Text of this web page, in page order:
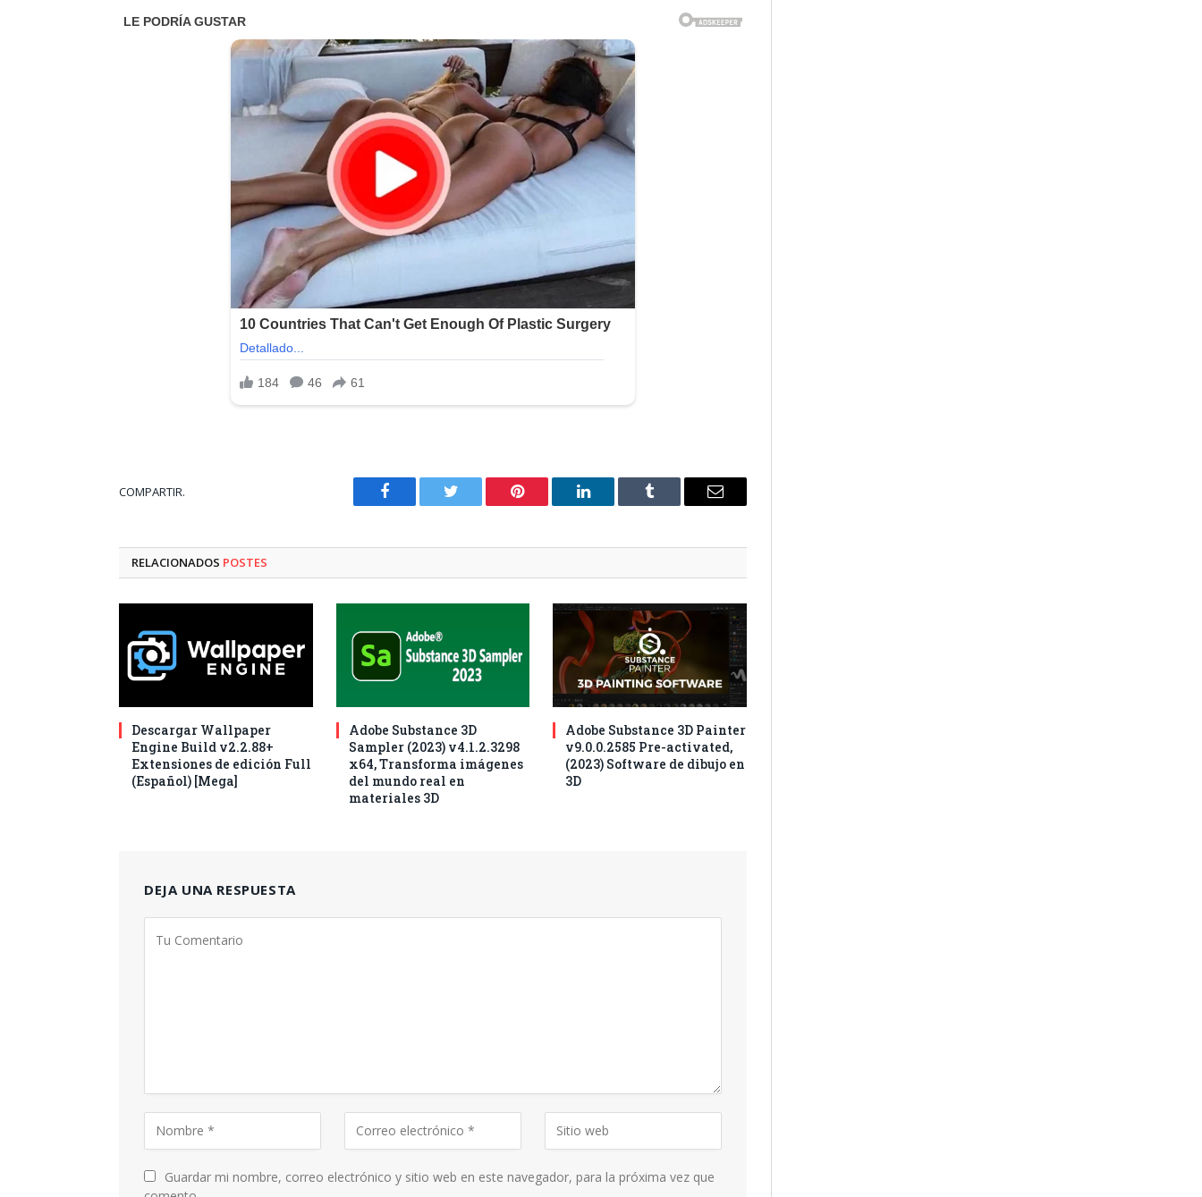
Sistema Operativo:Windows XP,Vista,7,8,8.1,10,11 (x32 y x64 Bits)
COMPARTIR.
Facebook Twitter Pinterest LinkedIn Tumblr
Correo
RELACIONADOS POSTES
Descargar Wallpaper
Engine Build v2.2.88+
Extensiones de edición Full
(Español) [Mega]
Adobe Substance 3D
Sampler (2023) v4.1.2.3298
x64, Transforma imágenes
del mundo real en
materiales 3D
Adobe Substance 3D Painter
v9.0.0.2585 Pre-activated,
(2023) Software de dibujo en
3D
DEJA UNA RESPUESTA
Guardar mi nombre, correo electrónico y sitio web en este navegador, para la próxima vez que